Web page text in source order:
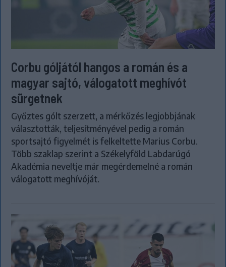
Corbu góljától hangos a román és a
magyar sajtó, válogatott meghívót
sürgetnek
Győztes gólt szerzett, a mérkőzés legjobbjának
választották, teljesítményével pedig a román
sportsajtó figyelmét is felkeltette Marius Corbu.
Több szaklap szerint a Székelyföld Labdarúgó
Akadémia neveltje már megérdemelné a román
válogatott meghívóját.